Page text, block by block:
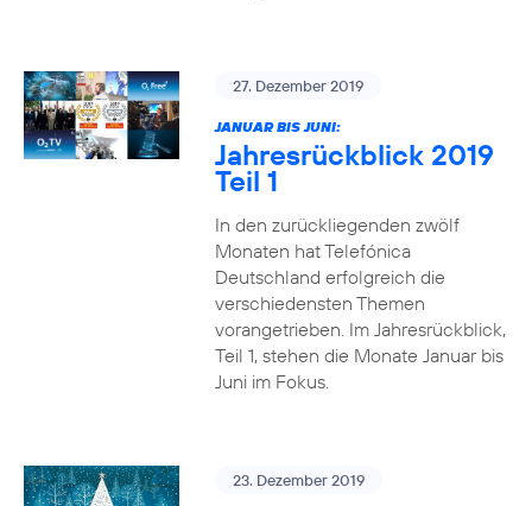
27. Dezember 2019
JANUAR BIS JUNI:
Jahresrückblick 2019
Teil 1
In den zurückliegenden zwölf
Monaten hat Telefónica
Deutschland erfolgreich die
verschiedensten Themen
vorangetrieben. Im Jahresrückblick,
Teil 1, stehen die Monate Januar bis
Juni im Fokus.
23. Dezember 2019